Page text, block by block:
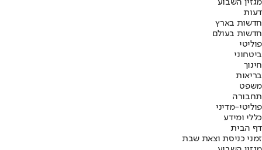
מגזין השבוע
דעות
חדשות בארץ
חדשות בעולם
פוליטי
ביטחוני
חינוך
בריאות
משפט
תחבורה
פוליטי-מדיני
כללי ומידע
דף הבית
זמני כניסת וצאת שבת